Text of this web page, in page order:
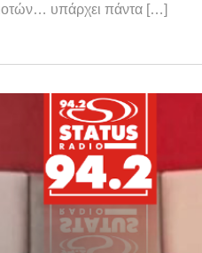
υπάρχει πάντα […]